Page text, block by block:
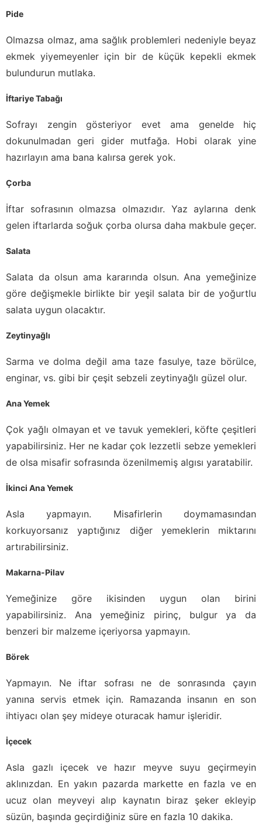
Pide
Olmazsa olmaz, ama sağlık problemleri nedeniyle beyaz
ekmek yiyemeyenler için bir de küçük kepekli ekmek
bulundurun mutlaka.
İftariye Tabağı
Sofrayı zengin gösteriyor evet ama genelde hiç
dokunulmadan geri gider mutfağa. Hobi olarak yine
hazırlayın ama bana kalırsa gerek yok.
Çorba
İftar sofrasının olmazsa olmazıdır. Yaz aylarına denk
gelen iftarlarda soğuk çorba olursa daha makbule geçer.
Salata
Salata da olsun ama kararında olsun. Ana yemeğinize
göre değişmekle birlikte bir yeşil salata bir de yoğurtlu
salata uygun olacaktır.
Zeytinyağlı
Sarma ve dolma değil ama taze fasulye, taze börülce,
enginar, vs. gibi bir çeşit sebzeli zeytinyağlı güzel olur.
Ana Yemek
Çok yağlı olmayan et ve tavuk yemekleri, köfte çeşitleri
yapabilirsiniz. Her ne kadar çok lezzetli sebze yemekleri
de olsa misafir sofrasında özenilmemiş algısı yaratabilir.
İkinci Ana Yemek
Asla yapmayın. Misafirlerin doymamasından
korkuyorsanız yaptığınız diğer yemeklerin miktarını
artırabilirsiniz.
Makarna-Pilav
Yemeğinize göre ikisinden uygun olan birini
yapabilirsiniz. Ana yemeğiniz pirinç, bulgur ya da
benzeri bir malzeme içeriyorsa yapmayın.
Börek
Yapmayın. Ne iftar sofrası ne de sonrasında çayın
yanına servis etmek için. Ramazanda insanın en son
ihtiyacı olan şey mideye oturacak hamur işleridir.
İçecek
Asla gazlı içecek ve hazır meyve suyu geçirmeyin
aklınızdan. En yakın pazarda markette en fazla ve en
ucuz olan meyveyi alıp kaynatın biraz şeker ekleyip
süzün, başında geçirdiğiniz süre en fazla 10 dakika.